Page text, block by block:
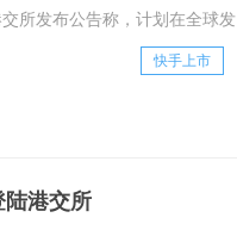
所发布公告称，计划在全球发
港元，估值超过500亿美元，
快手上市
陆港交所